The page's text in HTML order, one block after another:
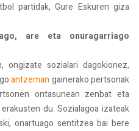
partidak, Gure Eskuren giza
are eta onuragarriago
sozialari dagokionez,
antzeman gainerako pertsonak
ontasunean zenbat eta
du. Sozialagoa izateak
onartuago sentitzea bai bere